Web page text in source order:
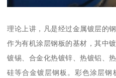
理论上讲，凡是经过金属镀层的
作为有机涂层钢板的基材，其中
镀锡、合金化热镀锌、热镀铝、
硅等合金镀层钢板。彩色涂层